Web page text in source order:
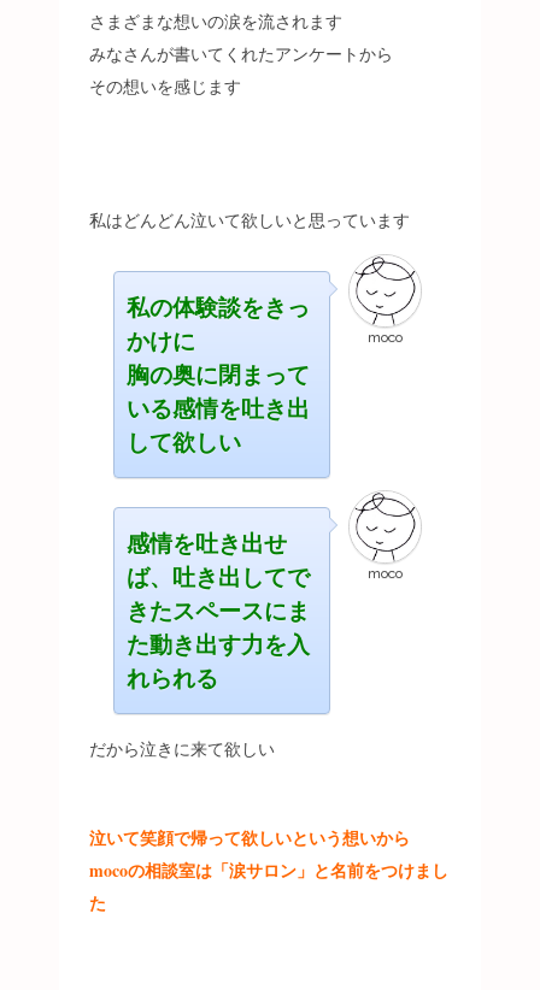
さまざまな想いの涙を流されます
みなさんが書いてくれたアンケートから
その想いを感じます
私はどんどん泣いて欲しいと思っています
moco
私の体験談をきっ
かけに
胸の奥に閉まって
いる感情を吐き出
して欲しい
moco
感情を吐き出せ
ば、吐き出してで
きたスペースにま
た動き出す力を入
れられる
だから泣きに来て欲しい
泣いて笑顔で帰って欲しいという想いから
mocoの相談室は 「涙サロン」と名前をつけまし
た